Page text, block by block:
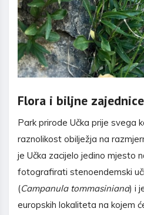
Flora i biljne zajednice
Park prirode Učka prije svega
raznolikost obilježja na
je Učka zacijelo jedino mjesto
fotografirati stenoendemski
(Campanula tommasiniana) i
europskih lokaliteta na kojem